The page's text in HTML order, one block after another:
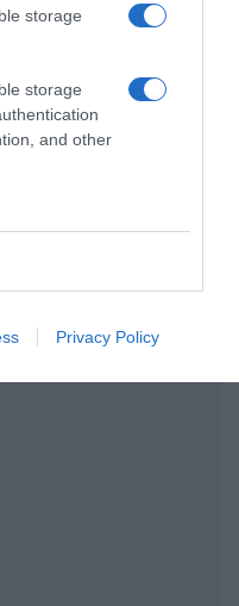
storage
storage
and other
Privacy Policy
στο